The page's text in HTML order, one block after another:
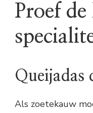
Proef
Queijadas
Als zoetekauw